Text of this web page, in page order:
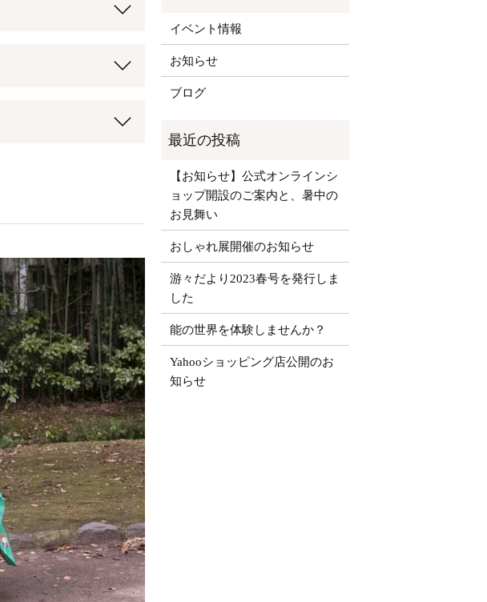
イベント情報
お知らせ
ブログ
【お知らせ】公式オンラインシ
ョップ開設のご案内と、暑中の
お見舞い
おしゃれ展開催のお知らせ
游々だより2023春号を発行しま
した
能の世界を体験しませんか？
Yahooショッピング店公開のお
知らせ